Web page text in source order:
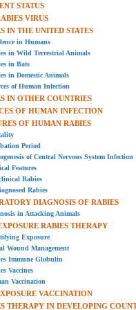
STATUS
VIRUS
IN THE UNITED STATES
in Humans
in Wild Terrestrial Animals
in Bats
in Domestic Animals
of Human Infection
IN OTHER COUNTRIES
OF HUMAN INFECTION
OF HUMAN RABIES
Period
of Central Nervous System Infection
Features
Rabies
Rabies
DIAGNOSIS OF RABIES
in Attacking Animals
RABIES THERAPY
Exposure
Wound Management
Immune Globulin
Vaccines
Vaccination
VACCINATION
THERAPY IN DEVELOPING